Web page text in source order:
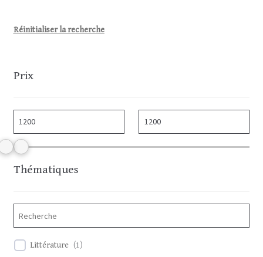
Réinitialiser la recherche
Prix
Thématiques
Littérature (1)